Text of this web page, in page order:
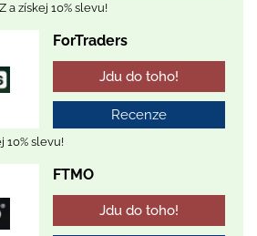
a získej 10% slevu!
ForTraders
Jdu do toho!
Recenze
10% slevu!
FTMO
Jdu do toho!